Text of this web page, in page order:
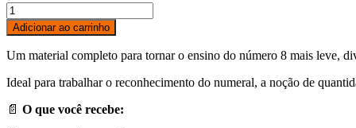
Kit
Número
8
quantidade
Adicionar ao carrinho
Um material completo para tornar o ensino do número 8 mais leve,
Ideal para trabalhar o reconhecimento do numeral, a noção de
📄 O que você recebe: